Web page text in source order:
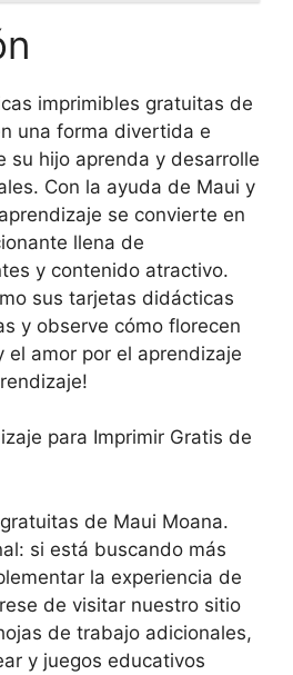
imprimibles gratuitas de
una forma divertida e
su hijo aprenda y desarrolle
Con la ayuda de Maui y
se convierte en
llena de
y contenido atractivo.
sus tarjetas didácticas
y observe cómo florecen
el amor por el aprendizaje
para Imprimir Gratis de
de Maui Moana.
si está buscando más
la experiencia de
de visitar nuestro sitio
de trabajo adicionales,
y juegos educativos